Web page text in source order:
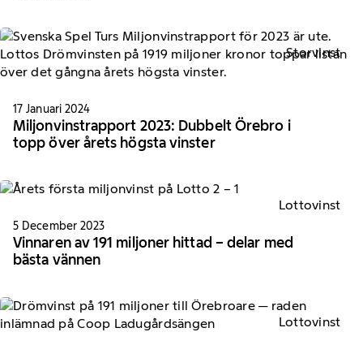
Storvinst
17 Januari 2024
Miljonvinstrapport 2023: Dubbelt Örebro i
topp över årets högsta vinster
Lottovinst
5 December 2023
Vinnaren av 191 miljoner hittad – delar med
bästa vännen
Lottovinst